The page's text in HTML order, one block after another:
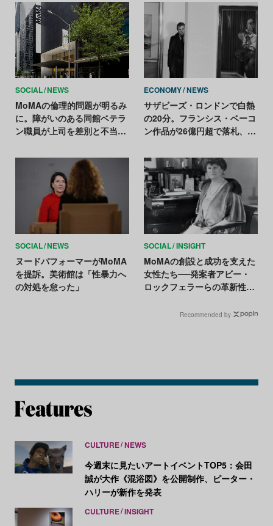
SOCIAL NEWS
MoMAの倫理的問題が明るみ
に。障がいのある同館ベテラ
ン職員が上司を差別と不当解
ECONOMY NEWS
サザビーズ・ロンドンで白熱
の20分。フランシス・ベーコ
ン作品が26億円超で落札、市
SOCIAL NEWS
ヌードパフォーマーがMoMA
を提訴。美術館は「性暴力へ
の対処を怠った」
SOCIAL INSIGHT
MoMAの創設と成功を支えた
女性たち──発案者アビー・
ロックフェラーらの革新性を
Recommended by
CULTURE NEWS
今週末に見たいアートイベントTOP5：会田
誠が大作《混浴図》を公開制作、ピーター・
ハリーが新作を発表
CULTURE INSIGHT